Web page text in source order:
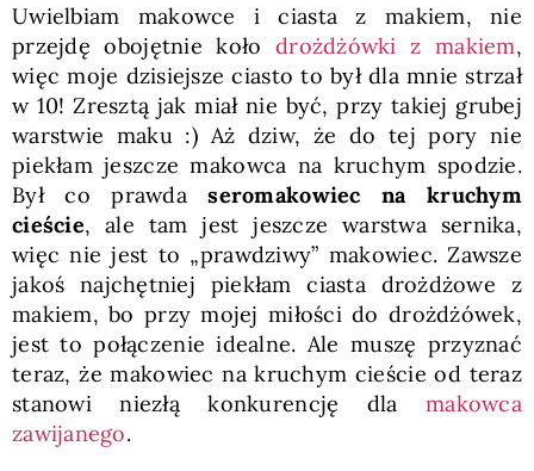
Uwielbiam makowce i ciasta z makiem, nie
przejdę obojętnie kołodrożdżówki z makiem,
więc moje dzisiejsze ciasto to był dla mnie strzał
w 10! Zresztą jak miał nie być, przy takiej grubej
warstwie maku :) Aż dziw, że do tej pory nie
piekłam jeszcze makowca na kruchym spodzie.
Był co prawdaseromakowiec na kruchym
cieście, ale tam jest jeszcze warstwa sernika,
więc nie jest to „prawdziwy” makowiec. Zawsze
jakoś najchętniej piekłam ciasta drożdżowe z
makiem, bo przy mojej miłości do drożdżówek,
jest to połączenie idealne. Ale muszę przyznać
teraz, że makowiec na kruchym cieście od teraz
stanowi niezłą konkurencję dlamakowca
zawijanego.